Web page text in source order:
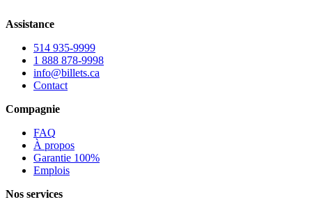
Assistance
514 935-9999
1 888 878-9998
info@billets.ca
Contact
Compagnie
FAQ
À propos
Garantie 100%
Emplois
Nos services